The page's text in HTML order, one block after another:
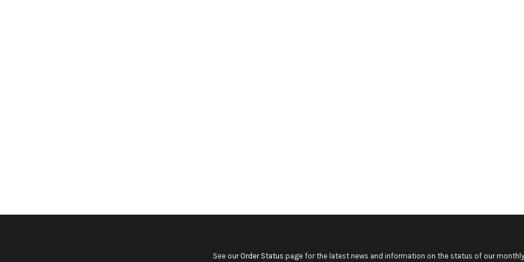
See our Order Status page for the latest news and information on the status of our